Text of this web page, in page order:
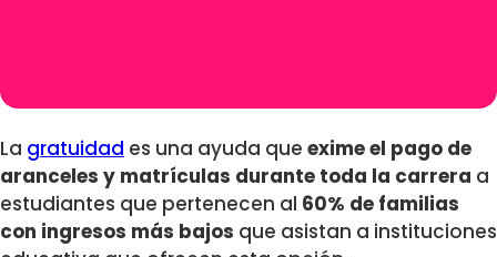
La gratuidad es una ayuda que exime el pago de
aranceles y matrículas durante toda la carrera a
estudiantes que pertenecen al 60% de familias
con ingresos más bajos que asistan a instituciones